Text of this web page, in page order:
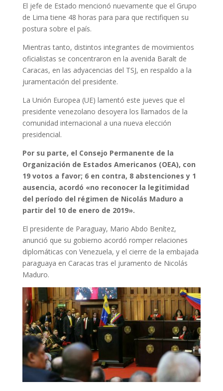
El jefe de Estado mencionó nuevamente que el Grupo
de Lima tiene 48 horas para para que rectifiquen su
postura sobre el país.
Mientras tanto, distintos integrantes de movimientos
oficialistas se concentraron en la avenida Baralt de
Caracas, en las adyacencias del TSJ, en respaldo a la
juramentación del presidente.
La Unión Europea (UE) lamentó este jueves que el
presidente venezolano desoyera los llamados de la
comunidad internacional a una nueva elección
presidencial.
Por su parte, el Consejo Permanente de la
Organización de Estados Americanos (OEA), con
19 votos a favor; 6 en contra, 8 abstenciones y 1
ausencia, acordó «no reconocer la legitimidad
del período del régimen de Nicolás Maduro a
partir del 10 de enero de 2019».
El presidente de Paraguay, Mario Abdo Benítez,
anunció que su gobierno acordó romper relaciones
diplomáticas con Venezuela, y el cierre de la embajada
paraguaya en Caracas tras el juramento de Nicolás
Maduro.